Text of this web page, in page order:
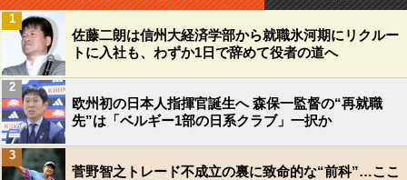
佐藤二朗は信州大経済学部から就職氷河期にリクルー
トに入社も、わずか1日で辞めて役者の道へ
1
欧州初の日本人指揮官誕生へ 森保一監督の“再就職
先”は「ベルギー1部の日系クラブ」一択か
2
菅野智之トレード不成立の裏に致命的な“前科”…ここ
3